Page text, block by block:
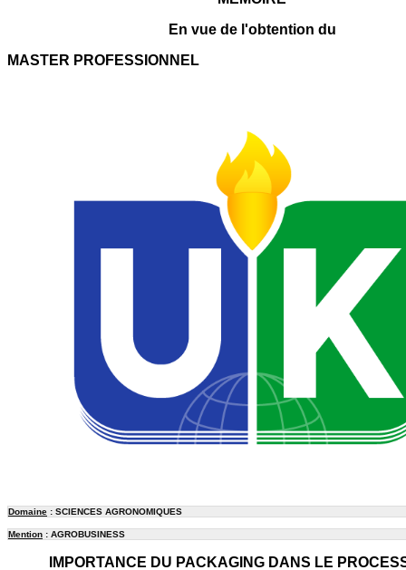
En vue de l'obtention du
MASTER PROFESSIONNEL
Domaine : SCIENCES AGRONOMIQUES
Mention : AGROBUSINESS
IMPORTANCE DU PACKAGING DANS LE